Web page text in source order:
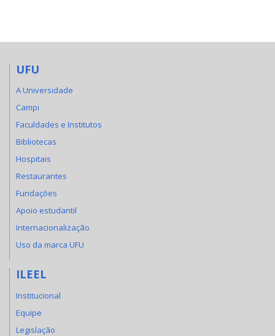
UFU
A Universidade
Campi
Faculdades e Institutos
Bibliotecas
Hospitais
Restaurantes
Fundações
Apoio estudantil
Internacionalização
Uso da marca UFU
ILEEL
Institucional
Equipe
Legislação